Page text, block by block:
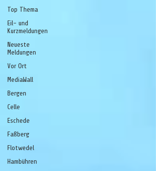
Top Thema
Eil- und
Kurzmeldungen
Neueste
Meldungen
Vor Ort
MediaWall
Bergen
Celle
Eschede
Faßberg
Flotwedel
Hambühren